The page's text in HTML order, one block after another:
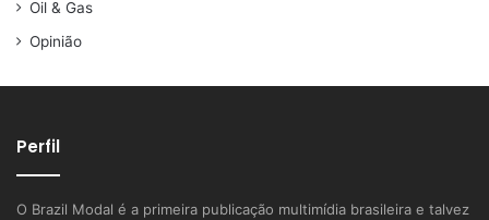
Oil & Gas
Opinião
Perfil
O Brazil Modal é a primeira publicação multimídia brasileira e talvez